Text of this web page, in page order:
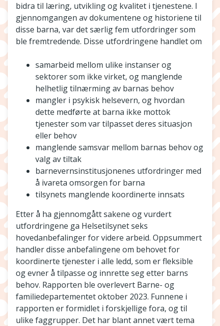
bidra til læring, utvikling og kvalitet i tjenestene. I
gjennomgangen av dokumentene og historiene til
disse barna, var det særlig fem utfordringer som
ble fremtredende. Disse utfordringene handlet om
samarbeid mellom ulike instanser og
sektorer som ikke virket, og manglende
helhetlig tilnærming av barnas behov
mangler i psykisk helsevern, og hvordan
dette medførte at barna ikke mottok
tjenester som var tilpasset deres situasjon
eller behov
manglende samsvar mellom barnas behov og
valg av tiltak
barnevernsinstitusjonenes utfordringer med
å ivareta omsorgen for barna
tilsynets manglende koordinerte innsats
Etter å ha gjennomgått sakene og vurdert
utfordringene ga Helsetilsynet seks
hovedanbefalinger for videre arbeid. Oppsummert
handler disse anbefalingene om behovet for
koordinerte tjenester i alle ledd, som er fleksible
og evner å tilpasse og innrette seg etter barns
behov. Rapporten ble overlevert Barne- og
familiedepartementet oktober 2023. Funnene i
rapporten er formidlet i forskjellige fora, og til
ulike faggrupper. Det har blant annet vært tema